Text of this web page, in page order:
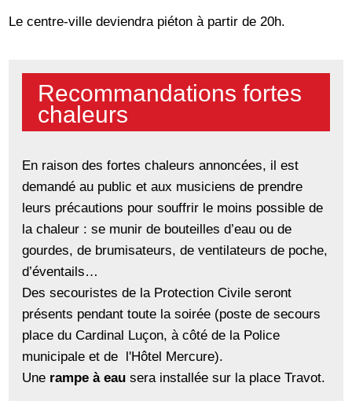
Le centre-ville deviendra piéton à partir de 20h.
Recommandations fortes
chaleurs
En raison des fortes chaleurs annoncées, il est
demandé au public et aux musiciens de prendre
leurs précautions pour souffrir le moins possible de
la chaleur : se munir de bouteilles d’eau ou de
gourdes, de brumisateurs, de ventilateurs de poche,
d’éventails…
Des secouristes de la Protection Civile seront
présents pendant toute la soirée (poste de secours
place du Cardinal Luçon, à côté de la Police
municipale et de l'Hôtel Mercure).
Une rampe à eau sera installée sur la place Travot.